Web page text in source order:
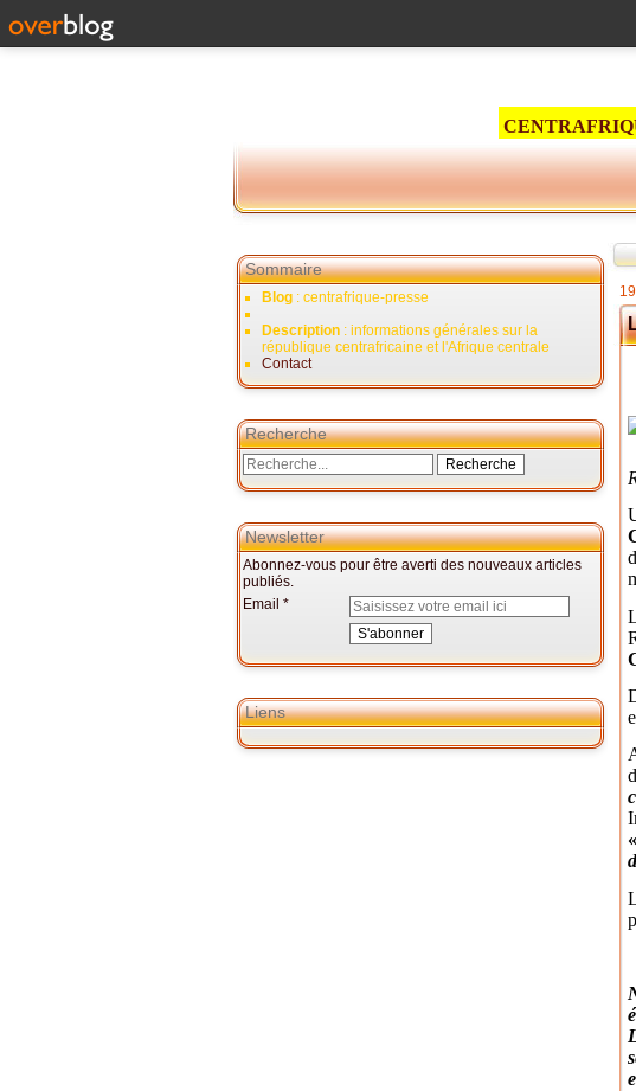
Sommaire
Blog : centrafrique-presse
Description : informations générales sur la
république centrafricaine et l'Afrique centrale
Contact
Recherche
Newsletter
Abonnez-vous pour être averti des nouveaux articles
publiés.
Email
Liens